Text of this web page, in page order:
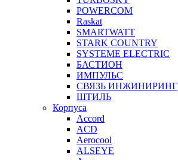
POWERCOM
Raskat
SMARTWATT
STARK COUNTRY
SYSTEME ELECTRIC
БАСТИОН
ИМПУЛЬС
СВЯЗЬ ИНЖИНИРИНГ
ШТИЛЬ
Корпуса
Accord
ACD
Aerocool
ALSEYE